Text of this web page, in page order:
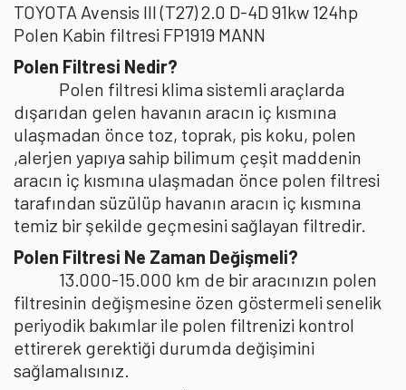
TOYOTA Avensis III (T27) 2.0 D-4D 91kw 124hp
Polen Kabin filtresi FP1919 MANN
Polen Filtresi Nedir?
Polen filtresi klima sistemli araçlarda
dışarıdan gelen havanın aracın iç kısmına
ulaşmadan önce toz, toprak, pis koku, polen
,alerjen yapıya sahip bilimum çeşit maddenin
aracın iç kısmına ulaşmadan önce polen filtresi
tarafından süzülüp havanın aracın iç kısmına
temiz bir şekilde geçmesini sağlayan filtredir.
Polen Filtresi Ne Zaman Değişmeli?
13.000-15.000 km de bir aracınızın polen
filtresinin değişmesine özen göstermeli senelik
periyodik bakımlar ile polen filtrenizi kontrol
ettirerek gerektiği durumda değişimini
sağlamalısınız.